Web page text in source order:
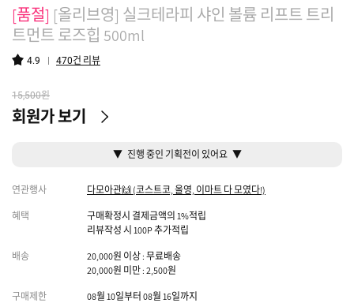
[품절] [올리브영] 실크테라피 샤인 볼륨 리프트 트리
트먼트 로즈힙 500ml
4.9 470건 리뷰
15,500원
회원가 보기
▼ 진행 중인 기획전이 있어요 ▼
연관행사 다모아관🙌 (코스트코, 올영, 이마트 다 모였다!)
혜택
구매확정시 결제금액의 1%적립
리뷰작성 시 100P 추가적립
배송
20,000원 이상 : 무료배송
20,000원 미만 : 2,500원
구매제한
08월 10일부터 08월 16일까지